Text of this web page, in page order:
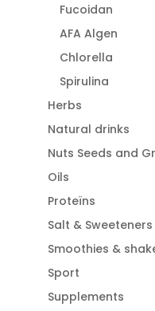
Fucoidan
AFA Algen
Chlorella
Spirulina
Herbs
Natural drinks
Nuts Seeds and
Oils
Proteïns
Salt & Sweeteners
Smoothies &
Sport
Supplements